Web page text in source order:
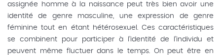
assignée homme à la naissance peut très bien avoir une
identité de genre masculine, une expression de genre
féminine tout en étant hétérosexuel. Ces caractéristiques
se combinent pour participer à l’identité de l’individu et
peuvent même fluctuer dans le temps. On peut être en